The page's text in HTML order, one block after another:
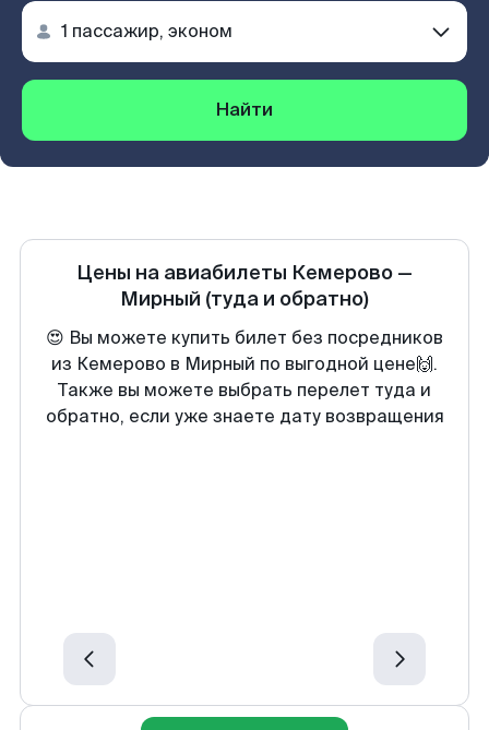
Найти
Цены на авиабилеты Кемерово —
Мирный (туда и обратно)
😍 Вы можете купить билет без посредников
из Кемерово в Мирный по выгодной цене🙌.
Также вы можете выбрать перелет туда и
обратно, если уже знаете дату возвращения